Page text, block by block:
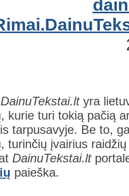
yra
kurie turi tokią pačią
tarpusavyje. Be to,
turinčių įvairius
DainuTekstai.lt
paieška.